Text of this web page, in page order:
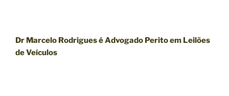
Dr Marcelo Rodrigues é Advogado Perito em Leilões
de Veículos